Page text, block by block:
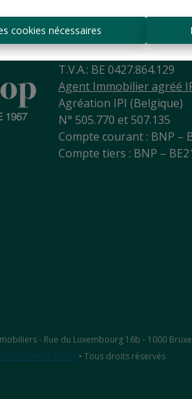
cookies nécessaires
3090 Overijse
Tél:+ 32 2 345 90 80
Mail:info@logeurop.be
T.V.A.: BE 0427.864.129
Agent Immobilier agréé
Agréation IPI (Belgique)
N° 505.770 et 507.135
Compte courant : BNP –
Compte tiers : BNP –
- Rue du Luxembourg 16b - 1000
immobilières• Tous droits réservés